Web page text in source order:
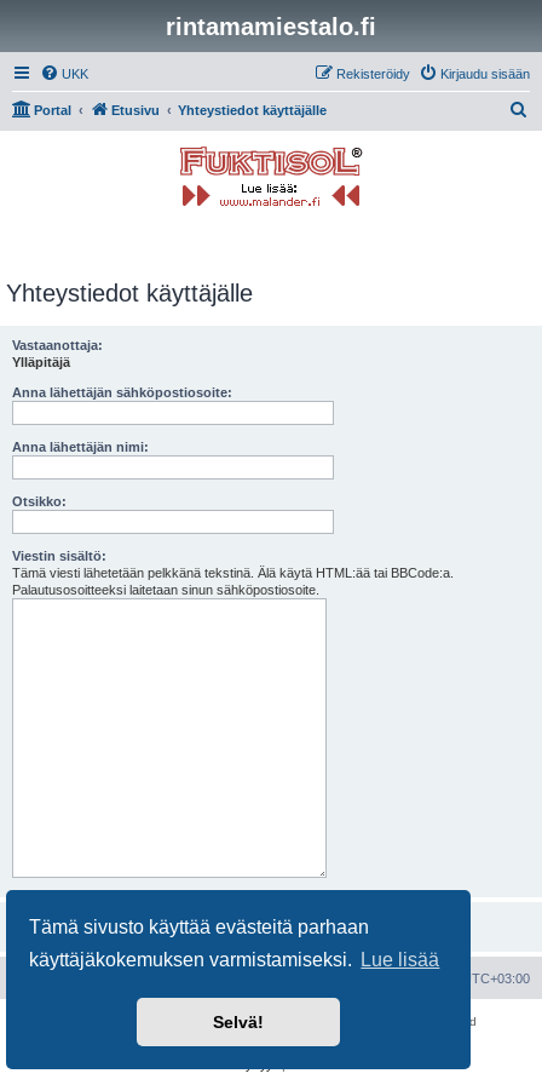
Tämä sivusto käyttää evästeitä parhaan
käyttäjäkokemuksen varmistamiseksi.
Lue lisää
Selvä!
rintamamiestalo.fi
UKK Kirjaudu sisään
Rekisteröidy
Portal Etusivu Yhteystiedot käyttäjälle
Yhteystiedot käyttäjälle
Vastaanottaja:
Ylläpitäjä
Anna lähettäjän sähköpostiosoite:
Anna lähettäjän nimi:
Otsikko:
Viestin sisältö:
Tämä viesti lähetetään pelkkänä tekstinä. Älä käytä HTML:ää tai BBCode:a.
Palautusosoitteeksi laitetaan sinun sähköpostiosoite.
UTC+03:00
Keskustelufoorumin ohjelmistophpBB
® Forum Software © phpBB Limited
Käännös: phpBB Suomi (lurttinen, harritapio, Pettis)